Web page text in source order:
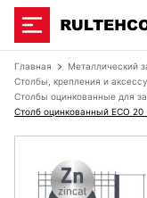
Главная
Металлический
Столбы, крепления и
Столбы оцинкованные для
Столб оцинкованный ЕСО 20